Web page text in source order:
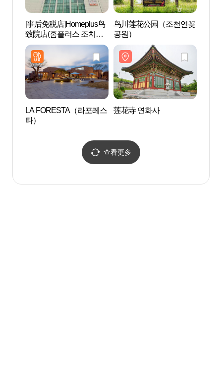
[事后免税店]Homeplus鸟
致院店(홈플러스 조치원
점)
鸟川莲花公园（조천연꽃
공원）
LA FORESTA（라포레스
타）
莲花寺 연화사
查看更多